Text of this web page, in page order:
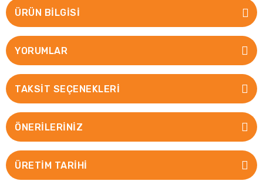
ÜRÜN BILGISI
YORUMLAR
TAKSIT SEÇENEKLERI
ÖNERILERINIZ
ÜRETİM TARİHİ